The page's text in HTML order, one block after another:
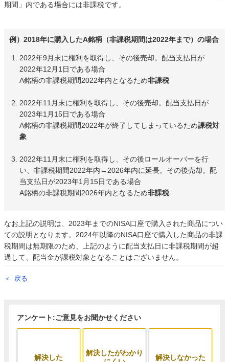
期間」内である場合には非課税です。
例）2018年に購入したA銘柄（非課税期間は2022年まで）の場合
2022年9月末に権利を取得し、その後売却。配当支払日が
2022年12月1日である場合
A銘柄の非課税期間2022年内となるため非課税
2022年11月末に権利を取得し、その後売却。配当支払日が
2023年1月15日である場合
A銘柄の非課税期間2022年が終了してしまっているため課税対
象
2022年11月末に権利を取得し、その後ロールオーバーを行
い、非課税期間2022年内→2026年内に延長。その後売却。配
当支払日が2023年1月15日である場合
A銘柄の非課税期間2026年内となるため非課税
なお上記の説明は、2023年までのNISA口座で購入された商品につい
ての説明となります。2024年以降のNISA口座で購入した商品の非課
税期間は無期限のため、上記のように配当支払日に非課税期間が超
過して、配当金が課税対象となることはございません。
戻る
アンケート:ご意見をお聞かせください
解決した
解決したがわかり
解決しなかった